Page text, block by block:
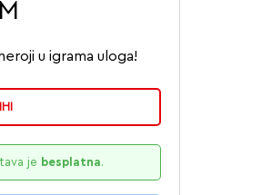
u igrama uloga!
je besplatna.